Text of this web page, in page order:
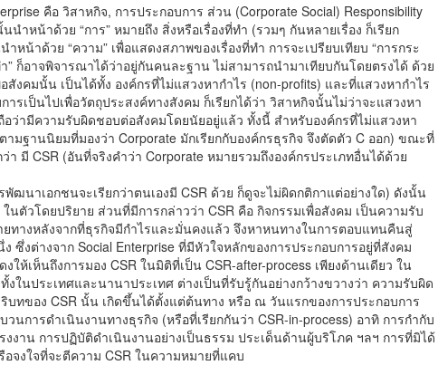
คือ วิสาหกิจ, การประกอบการ ส่วน (Corporate Social) Responsibility
ำหน้าด้วย “การ” หมายถึง สิ่งหรือเรื่องที่ทำ (รวมๆ กันหลายเรื่อง ก็เรียก
หน้าด้วย “ความ” เพื่อแสดงสภาพของเรื่องที่ทำ การจะเปรียบเทียบ “การกระ
” ก็อาจพิจารณาได้ว่าอยู่กันคนละฐาน ไม่สามารถนำมาเทียบกันโดยตรงได้ ด้วย
สังคมนั้น เป็นได้ทั้ง องค์กรที่ไม่แสวงหากำไร (non-profits) และที่แสวงหากำไร
ารเป็นไปเพื่อวัตถุประสงค์ทางสังคม ก็เรียกได้ว่า วิสาหกิจนั้นไม่ว่าจะแสวงหา
อว่ามีความรับผิดชอบต่อสังคมโดยนัยอยู่แล้ว ทั้งนี้ สำหรับองค์กรที่ไม่แสวงหา
ามฐานนิยมที่มองว่า Corporate มักเรียกกับองค์กรธุรกิจ จึงตัดตัว C ออก) ขณะที่
า มี CSR (อันที่จริงคำว่า Corporate หมายรวมถึงองค์กรประเภทอื่นได้ด้วย
ฒนาเอกชนจะเรียกว่าตนเองมี CSR ด้วย ก็ดูจะไม่ผิดกติกาแต่อย่างใด) ดังนั้น
ในตัวโดยปริยาย ส่วนที่มีการกล่าวว่า CSR คือ กิจกรรมเพื่อสังคม เป็นความรับ
ทางหลังจากที่ธุรกิจมีกำไรและมั่นคงแล้ว จึงหาหนทางในการตอบแทนคืนสู่
ซึ่งต่างจาก Social Enterprise ที่มีหัวใจหลักของการประกอบการอยู่ที่สังคม
ให้เห็นถึงการมอง CSR ในมิติที่เป็น CSR-after-process เพียงด้านเดียว ใน
งในประเทศและนานาประเทศ ต่างเป็นที่รับรู้กันอย่างกว้างขวางว่า ความรับผิด
บทของ CSR นั้น เกิดขึ้นได้ตั้งแต่ต้นทาง หรือ ณ วันแรกของการประกอบการ
วนการดำเนินงานทางธุรกิจ (หรือที่เรียกกันว่า CSR-in-process) อาทิ การกำกับ
งาน การปฏิบัติดำเนินงานอย่างเป็นธรรม ประเด็นด้านผู้บริโภค ฯลฯ การที่มิได้
จงใจที่จะตีความ CSR ในความหมายที่แคบ